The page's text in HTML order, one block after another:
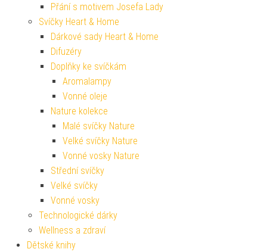
Přání s motivem Josefa Lady
Svíčky Heart & Home
Dárkové sady Heart & Home
Difuzéry
Doplňky ke svíčkám
Aromalampy
Vonné oleje
Nature kolekce
Malé svíčky Nature
Velké svíčky Nature
Vonné vosky Nature
Střední svíčky
Velké svíčky
Vonné vosky
Technologické dárky
Wellness a zdraví
Dětské knihy